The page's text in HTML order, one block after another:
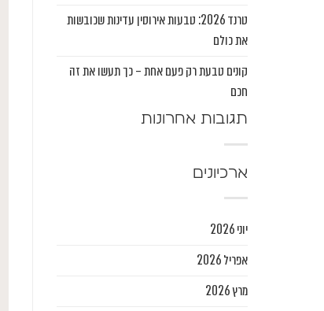
טרנד 2026: טבעות אירוסין עדינות שכובשות
את כולם
קונים טבעת רק פעם אחת – כך תעשו את זה
חכם
תגובות אחרונות
ארכיונים
יוני 2026
אפריל 2026
מרץ 2026